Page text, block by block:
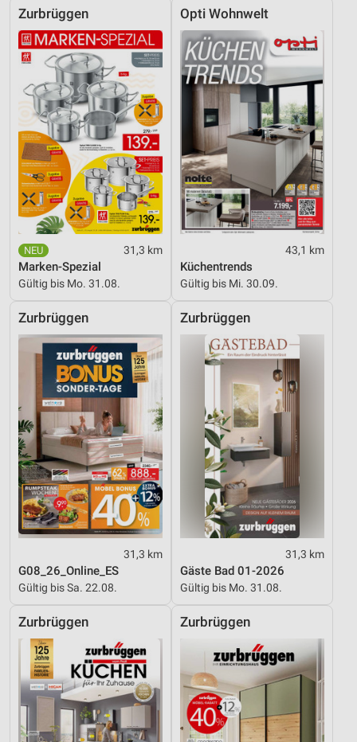
Zurbrüggen
31,3 km
Marken-Spezial
Gültig bis Mo. 31.08.
Opti Wohnwelt
43,1 km
Küchentrends
Gültig bis Mi. 30.09.
Zurbrüggen
31,3 km
G08_26_Online_ES
Gültig bis Sa. 22.08.
Zurbrüggen
31,3 km
Gäste Bad 01-2026
Gültig bis Mo. 31.08.
Zurbrüggen Zurbrüggen
Informationen identifizieren
Nicht-IAB-Verarbeitungszwecke:
Notwendig
Performance
Funktional
Werbung